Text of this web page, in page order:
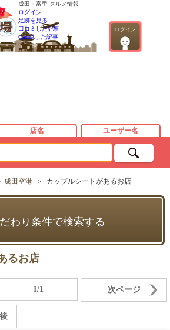
成田・富里 グルメ情報
ログイン
ログイン
足跡を見る
口コミした記事
QandAした記事
店名 ユーザー名
成田空港 ＞ カップルシートがあるお店
わり条件で検索する
るお店
1/1 次ページ